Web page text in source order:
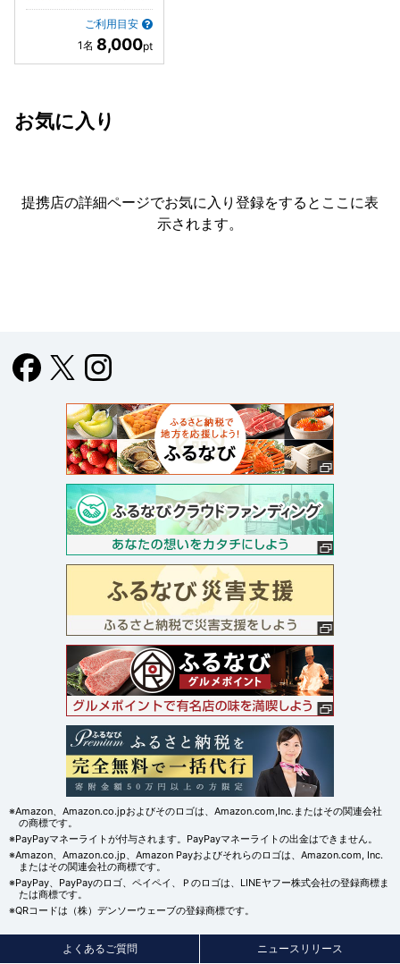
ご利用目安
8,000
お気に入り
提携店の詳細ページでお気に入り登録をすると ここに表
示されます。
※Amazon、Amazon.co.jpおよびそのロゴは、Amazon.com,Inc.またはその関連会社
の商標です。
※PayPayマネーライトが付与されます。PayPayマネーライトの出金はできません。
※Amazon、Amazon.co.jp、Amazon Payおよびそれらのロゴは、Amazon.com, Inc.
またはその関連会社の商標です。
※PayPay、PayPayのロゴ、ペイペイ、Ｐのロゴは、LINEヤフー株式会社の登録商標ま
たは商標です。
※QRコードは（株）デンソーウェーブの登録商標です。
よくあるご質問 ニュースリリース